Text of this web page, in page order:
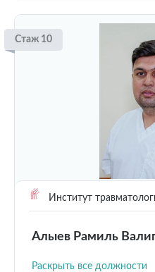
Стаж 10
Институт
Алыев Рамиль
Раскрыть все должности